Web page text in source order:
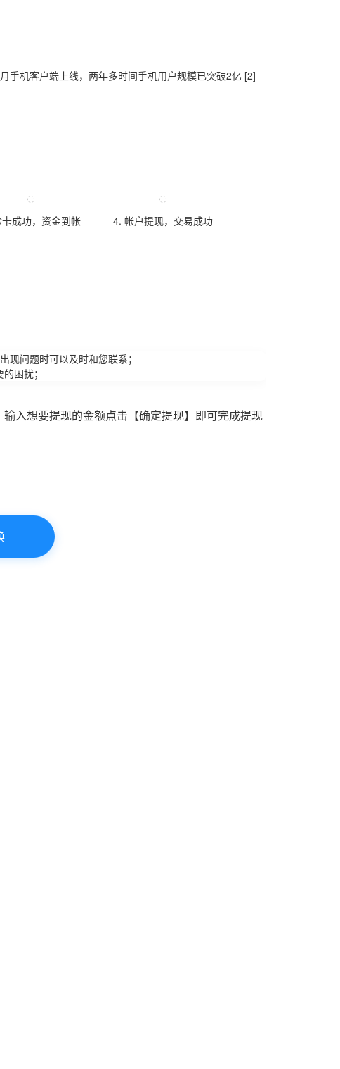
手机客户端上线，两年多时间手机用户规模已突破2亿 [2]
成功，资金到帐 4. 帐户提现，交易成功
现问题时可以及时和您联系；
困扰；
入想要提现的金额点击【确定提现】即可完成提现